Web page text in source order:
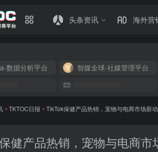
头条资讯 海外营
数据分析平台
智媒全球-社媒管理平台
• TKTOC日报 • TikTok保健产品热销，宠物与电商市场新
健产品热销，宠物与电商市